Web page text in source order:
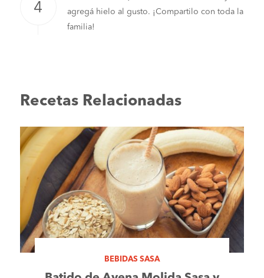
agregá hielo al gusto. ¡Compartilo con toda la
familia!
Recetas Relacionadas
BEBIDAS SASA